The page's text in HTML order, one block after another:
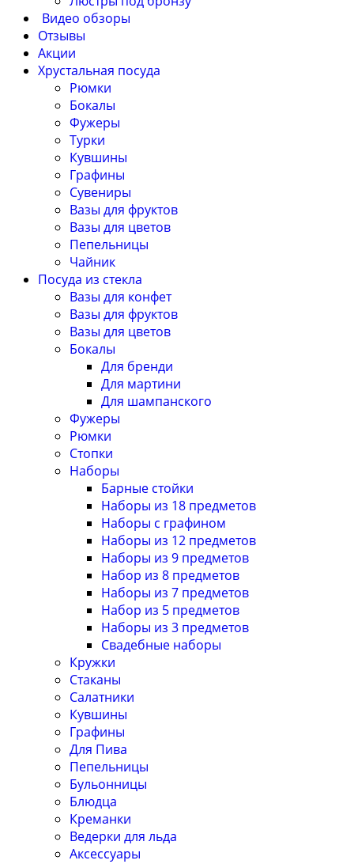
Видео обзоры
Отзывы
Акции
Хрустальная посуда
Рюмки
Бокалы
Фужеры
Турки
Кувшины
Графины
Сувениры
Вазы для фруктов
Вазы для цветов
Пепельницы
Чайник
Посуда из стекла
Вазы для конфет
Вазы для фруктов
Вазы для цветов
Бокалы
Для бренди
Для мартини
Для шампанского
Фужеры
Рюмки
Стопки
Наборы
Барные стойки
Наборы из 18 предметов
Наборы с графином
Наборы из 12 предметов
Наборы из 9 предметов
Набор из 8 предметов
Наборы из 7 предметов
Набор из 5 предметов
Наборы из 3 предметов
Свадебные наборы
Кружки
Стаканы
Салатники
Кувшины
Графины
Для Пива
Пепельницы
Бульонницы
Блюдца
Креманки
Ведерки для льда
Аксессуары